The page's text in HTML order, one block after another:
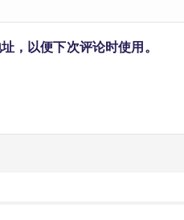
，以便下次评论时使用。